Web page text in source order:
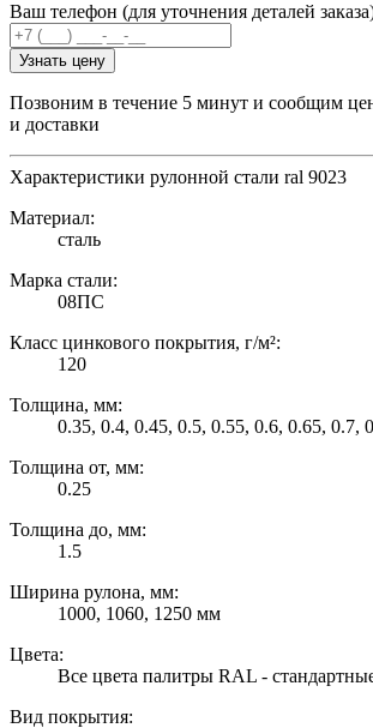
Ваш телефон (для уточнения деталей
Узнать цену
Позвоним в течение 5 минут и сообщим
и доставки
Характеристики рулонной стали ral 9023
Материал:
сталь
Марка стали:
08ПС
Класс цинкового покрытия, г/м²:
120
Толщина, мм:
0.35, 0.4, 0.45, 0.5, 0.55, 0.6, 0.65, 0.7,
Толщина от, мм:
0.25
Толщина до, мм:
1.5
Ширина рулона, мм:
1000, 1060, 1250 мм
Цвета:
Все цвета палитры RAL -
Вид покрытия: